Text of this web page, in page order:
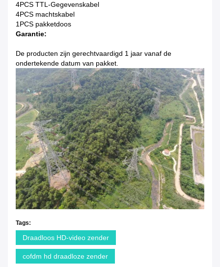
4PCS TTL-Gegevenskabel
4PCS machtskabel
1PCS pakketdoos
Garantie:
De producten zijn gerechtvaardigd 1 jaar vanaf de
ondertekende datum van pakket.
Tags:
Draadloos HD-video zender
cofdm hd draadloze zender